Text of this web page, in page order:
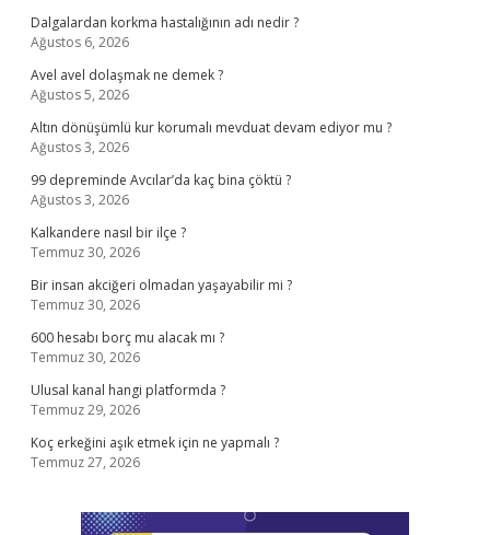
Dalgalardan korkma hastalığının adı nedir ?
Ağustos 6, 2026
Avel avel dolaşmak ne demek ?
Ağustos 5, 2026
Altın dönüşümlü kur korumalı mevduat devam ediyor mu ?
Ağustos 3, 2026
99 depreminde Avcılar’da kaç bina çöktü ?
Ağustos 3, 2026
Kalkandere nasıl bir ilçe ?
Temmuz 30, 2026
Bir insan akciğeri olmadan yaşayabilir mi ?
Temmuz 30, 2026
600 hesabı borç mu alacak mı ?
Temmuz 30, 2026
Ulusal kanal hangi platformda ?
Temmuz 29, 2026
Koç erkeğini aşık etmek için ne yapmalı ?
Temmuz 27, 2026